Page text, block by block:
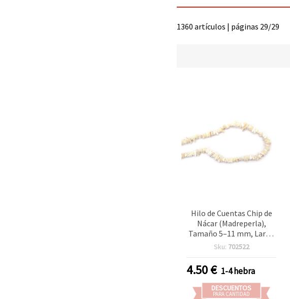
1360 artículos | páginas 29/29
Hilo de Cuentas Chip de
Nácar (Madreperla),
Tamaño 5–11 mm, Largo
±82 cm – Ideal para
Manualidades y
Decoración Creativa
Sku: 702522
4.50€ 1-4 hebra
DESCUENTOS
PARA CANTIDAD